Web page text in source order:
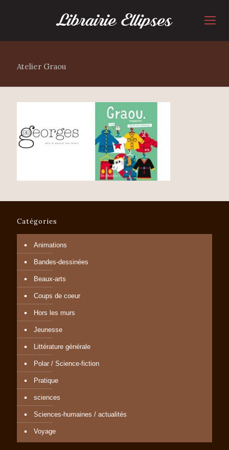
Atelier Graou
Catégories
Animations
Bandes-dessinées
Beaux-arts
Coups de coeur
Hors les murs
Jeunesse
Littérature générale
Polar / Science-fiction
Pratique
sciences
Sciences-humaines / actualités
Voyage